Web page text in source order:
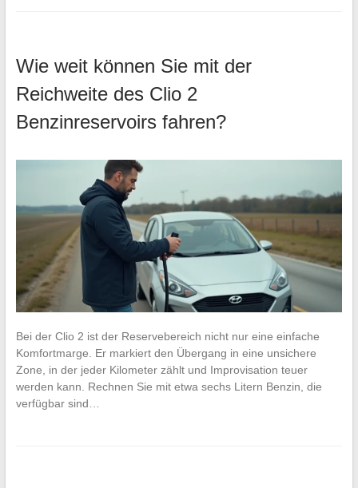
Wie weit können Sie mit der
Reichweite des Clio 2
Benzinreservoirs fahren?
Bei der Clio 2 ist der Reservebereich nicht nur eine einfache
Komfortmarge. Er markiert den Übergang in eine unsichere
Zone, in der jeder Kilometer zählt und Improvisation teuer
werden kann. Rechnen Sie mit etwa sechs Litern Benzin, die
verfügbar sind…